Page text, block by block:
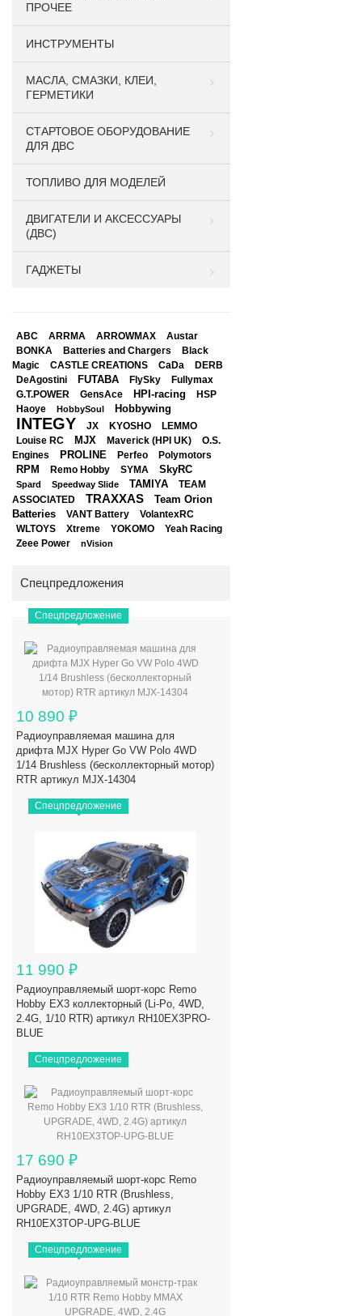
ПРОЧЕЕ
ИНСТРУМЕНТЫ
МАСЛА, СМАЗКИ, КЛЕИ,
ГЕРМЕТИКИ
СТАРТОВОЕ ОБОРУДОВАНИЕ
ДЛЯ ДВС
ТОПЛИВО ДЛЯ МОДЕЛЕЙ
ДВИГАТЕЛИ И АКСЕССУАРЫ
(ДВС)
ГАДЖЕТЫ
ABC ARRMA ARROWMAX Austar
BONKA Batteries and Chargers
Black
Magic
CASTLE CREATIONS CaDa DERB
DeAgostini FUTABA FlySky Fullymax
G.T.POWER GensAce HPI-racing
HSP
Haoye
HobbySoul Hobbywing
INTEGY JX KYOSHO
LEMMO
Louise RC
MJX Maverick (HPI UK)
O.S.
Engines
PROLINE Perfeo Polymotors
RPM Remo Hobby SYMA SkyRC
Spard Speedway Slide TAMIYA
TEAM
ASSOCIATED
TRAXXAS
Team Orion
Batteries
VANT Battery VolantexRC
WLTOYS Xtreme YOKOMO Yeah Racing
Zeee Power nVision
Спецпредложения
Спецпредложение
10 890 ₽
Радиоуправляемая машина для
дрифта MJX Hyper Go VW Polo 4WD
1/14 Brushless (бесколлекторный мотор)
RTR артикул MJX-14304
Спецпредложение
11 990 ₽
Радиоуправляемый шорт-корс Remo
Hobby EX3 коллекторный (Li-Po, 4WD,
2.4G, 1/10 RTR) артикул RH10EX3PRO-
BLUE
Спецпредложение
17 690 ₽
Радиоуправляемый шорт-корс Remo
Hobby EX3 1/10 RTR (Brushless,
UPGRADE, 4WD, 2.4G) артикул
RH10EX3TOP-UPG-BLUE
Спецпредложение